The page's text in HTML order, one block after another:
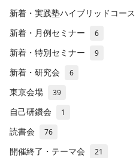
新着・実践塾ハイブリッドコース
新着・月例セミナー 6
新着・特別セミナー 9
新着・研究会 6
東京会場 39
自己研鑽会 1
読書会 76
開催終了・テーマ会 21